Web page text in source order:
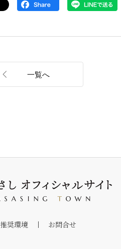
一覧へ
推奨環境 お問合せ